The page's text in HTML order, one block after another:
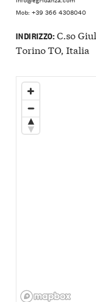
Mob: +39 366 4308040
INDIRIZZO:C.so
Torino TO, Italia